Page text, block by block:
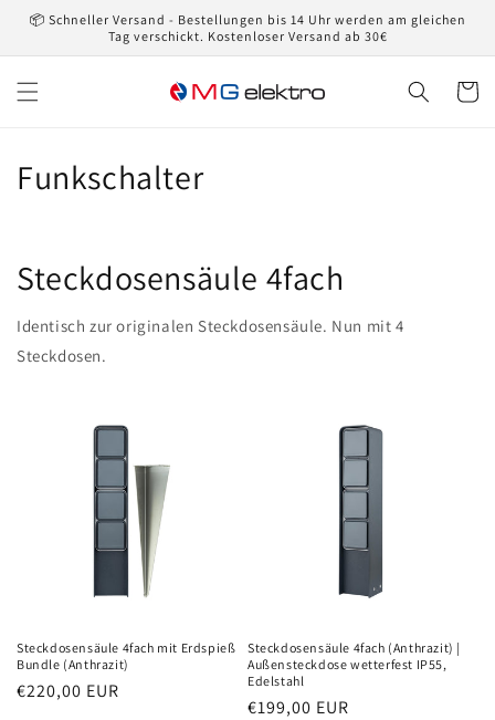
zum
📦 Schneller Versand - Bestellungen bis 14 Uhr werden am gleichen
Tag verschickt. Kostenloser Versand ab 30€
K
t
e
g
Funkschalter
Steckdosensäule 4fach
Identisch zur originalen Steckdosensäule. Nun mit 4
Steckdosen.
Steckdosensäule 4fach mit Erdspieß
Bundle (Anthrazit)
Normaler
€220,00 EUR
Steckdosensäule 4fach (Anthrazit) |
Außensteckdose wetterfest IP55,
Edelstahl
Normaler
€199,00 EUR